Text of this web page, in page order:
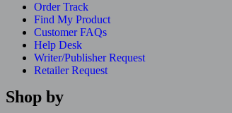
Order Track
Find My Product
Customer FAQs
Help Desk
Writer/Publisher Request
Retailer Request
Shop by